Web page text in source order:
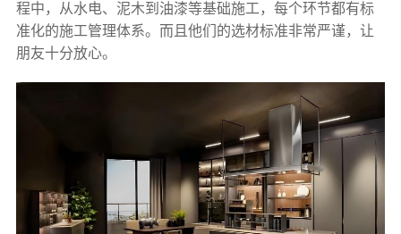
程中，从水电、泥木到油漆等基础施工，每个环节都有标
准化的施工管理体系。而且他们的选材标准非常严谨，让
朋友十分放心。